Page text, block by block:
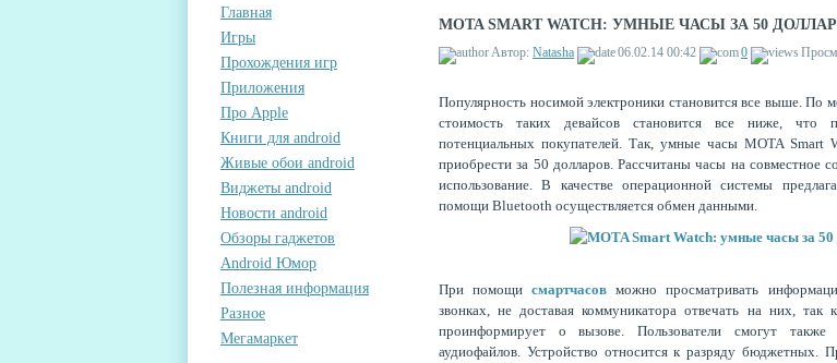
Главная
Игры
Прохождения игр
Приложения
Про Apple
Книги для android
Живые обои android
Виджеты android
Новости android
Обзоры гаджетов
Android Юмор
Полезная информация
Разное
Мегамаркет
MOTA SMART WATCH: УМНЫЕ ЧАСЫ ЗА 50
Автор: Natasha 06.02.14 00:42 0
Популярность носимой электроники становится все выше. По
стоимость таких девайсов становится все ниже, что
потенциальных покупателей. Так, умные часы MOTA Smart
приобрести за 50 долларов. Рассчитаны часы на совместное
использование. В качестве операционной системы
помощи Bluetooth осуществляется обмен данными.
При помощисмартчасов можно просматривать
звонках, не доставая коммуникатора отвечать на них, так
проинформирует о вызове. Пользователи смогут также
аудиофайлов. Устройство относится к разряду бюджетных.